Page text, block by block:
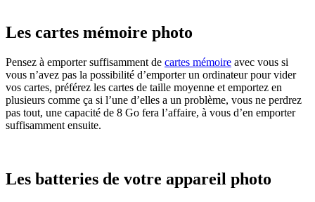
Les cartes mémoire photo
Pensez à emporter suffisamment de cartes mémoire avec vous si
vous n’avez pas la possibilité d’emporter un ordinateur pour vider
vos cartes, préférez les cartes de taille moyenne et emportez en
plusieurs comme ça si l’une d’elles a un problème, vous ne perdrez
pas tout, une capacité de 8 Go fera l’affaire, à vous d’en emporter
suffisamment ensuite.
Les batteries de votre appareil photo